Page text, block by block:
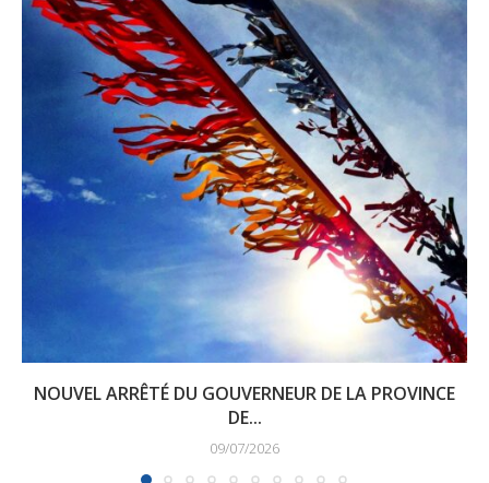
NOUVEL ARRÊTÉ DU GOUVERNEUR DE LA PROVINCE
DE...
09/07/2026